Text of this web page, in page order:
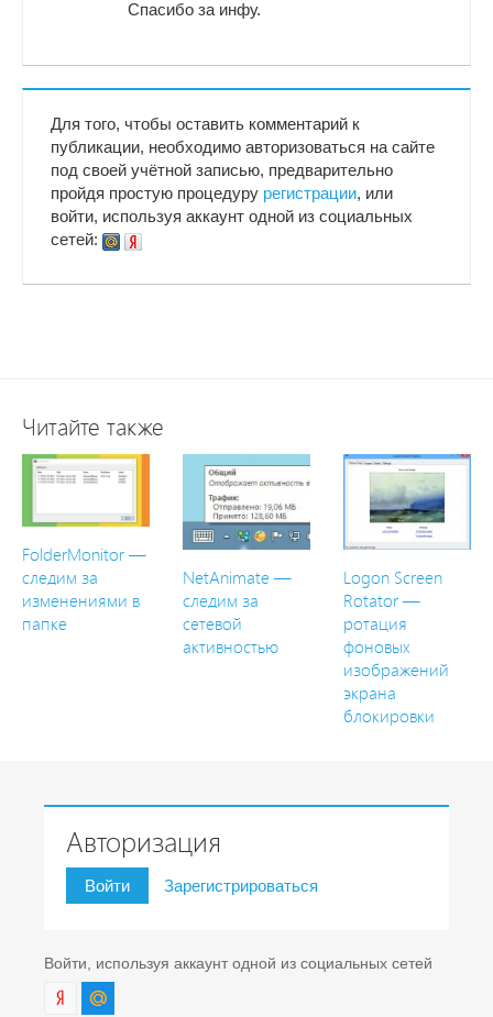
Спасибо за инфу.
Для того, чтобы оставить комментарий к
публикации, необходимо авторизоваться на сайте
под своей учётной записью, предварительно
пройдя простую процедуру регистрации, или
войти, используя аккаунт одной из социальных
сетей:
Читайте также
FolderMonitor —
следим за
изменениями в
папке
NetAnimate —
следим за
сетевой
активностью
Logon Screen
Rotator —
ротация
фоновых
изображений
экрана
блокировки
Авторизация
Войти Зарегистрироваться
Войти, используя аккаунт одной из социальных сетей